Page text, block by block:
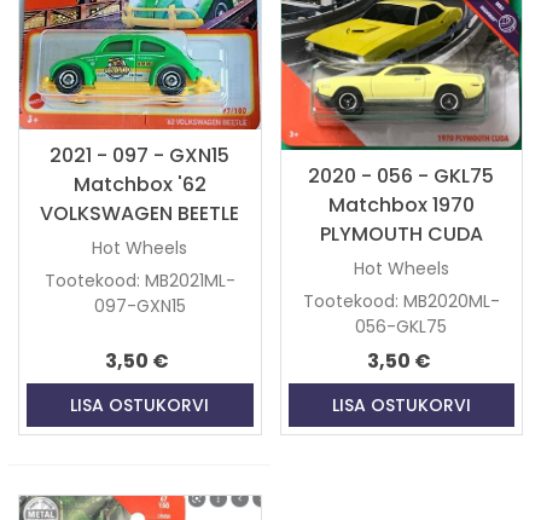
2021 - 097 - GXN15
Matchbox '62
VOLKSWAGEN BEETLE
Hot Wheels
Tootekood: MB2021ML-
097-GXN15
3,50 €
LISA OSTUKORVI
2020 - 056 - GKL75
Matchbox 1970
PLYMOUTH CUDA
Hot Wheels
Tootekood: MB2020ML-
056-GKL75
3,50 €
LISA OSTUKORVI